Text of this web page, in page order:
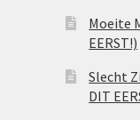
Moeite
EERST!)
Slecht
DIT